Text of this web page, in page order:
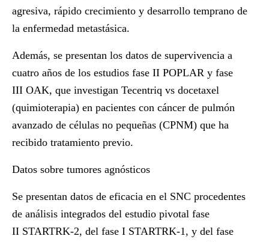
agresiva, rápido crecimiento y desarrollo temprano de
la enfermedad metastásica.
Además, se presentan los datos de supervivencia a
cuatro años de los estudios fase II POPLAR y fase
III OAK, que investigan Tecentriq vs docetaxel
(quimioterapia) en pacientes con cáncer de pulmón
avanzado de células no pequeñas (CPNM) que ha
recibido tratamiento previo.
Datos sobre tumores agnósticos
Se presentan datos de eficacia en el SNC procedentes
de análisis integrados del estudio pivotal fase
II STARTRK-2, del fase I STARTRK-1, y del fase